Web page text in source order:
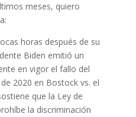
meses, quiero
horas después de su
Biden emitió un
en vigor el fallo del
2020 en Bostock vs. el
que la Ley de
la discriminación